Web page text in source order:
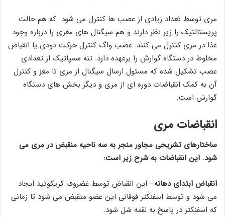
مری توسط تعداد زیادی از عصب ها کنترل می شود که هم حالت
پریستالتیک را زیر نظر دارند و هم سیگنال های مغزی را درباره وجود
غذا در مری کنترل می کنند. عصب واگ کنترل حرکت دودی یا انقباض
مخلوط در دستگاه گوارش را برعهده دارد. تنه سمپاتیک از تعدادی
عصب تشکیل شده که مسئول ارسال سیگنال از مری تا مغز و کنترل
آن به کمک انقباضات دوره ای از مری و دیگر بخش های دستگاه
گوارش است.
انقباضات مری
ساختارهای تشریحی مجاور منجر به سه ناحیه منقبض در مری می
شود. این انقباضات به شرح زیر است:
انقباض ابتدای دهانه– این انقباض توسط غضروف کریکوئید ایجاد
می شود و توسط اسفنکتر فوقانی این عضو منقبض می شود تا زمانی
که اسفنکتر در پاسخ به لقمه شل شود.